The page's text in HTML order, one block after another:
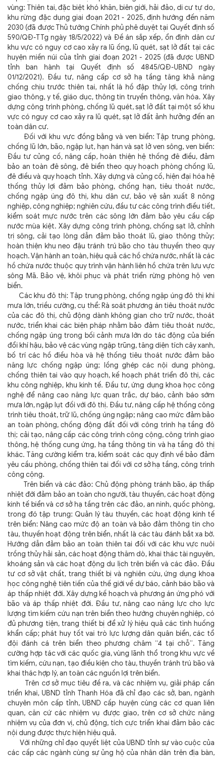
vùng: Thiên tai, đặc biệt khó khăn, biên giới, hải đảo, di cư tự do,
khu rừng đặc dụng giai đoạn 2021 - 2025, định hướng đến năm
2030 (đã được Thủ tướng Chính phủ phê duyệt tại Quyết định số
590/QĐ-TTg ngày 18/5/2022) và Đề án sắp xếp, ổn định dân cư
khu vực có nguy cơ cao xảy ra lũ ống, lũ quét, sạt lở đất tại các
huyện miền núi của tỉnh giai đoạn 2021 - 2025 (đã được UBND
tỉnh ban hành tại Quyết định số 4845/QĐ-UBND ngày
01/12/2021). Đầu tư, nâng cấp cơ sở hạ tầng tăng khả năng
chống chịu trước thiên tai, nhất là hồ đập thủy lợi, công trình
giao thông, y tế, giáo dục, thông tin truyền thông, văn hóa. Xây
dựng công trình phòng, chống lũ quét, sạt lở đất tại một số khu
vực có nguy cơ cao xảy ra lũ quét, sạt lở đất ảnh hưởng đến an
toàn dân cư.
Đối với khu vực đồng bằng và ven biển: Tập trung phòng,
chống lũ lớn, bão, ngập lụt, hạn hán và sạt lở ven sông, ven biển:
Đầu tư củng cố, nâng cấp, hoàn thiện hệ thống đê điều, đảm
bảo an toàn đê sông, đê biển theo quy hoạch phòng chống lũ,
đê điều và quy hoạch tỉnh. Xây dựng và củng cố, hiện đại hóa hệ
thống thủy lợi đảm bảo phòng, chống hạn, tiêu thoát nước,
chống ngập úng đô thị, khu dân cư, bảo vệ sản xuất 8 nông
nghiệp, công nghiệp; nghiên cứu, đầu tư các công trình điều tiết,
kiểm soát mực nước trên các sông lớn đảm bảo yêu cầu cấp
nước mùa kiệt. Xây dựng công trình phòng, chống sạt lở, chỉnh
trị sông, cải tạo lòng dẫn đảm bảo thoát lũ, giao thông thủy;
hoàn thiện khu neo đậu tránh trú bão cho tàu thuyền theo quy
hoạch. Vận hành an toàn, hiệu quả các hồ chứa nước, nhất là các
hồ chứa nước thuộc quy trình vận hành liên hồ chứa trên lưu vực
sông Mã. Bảo vệ, khôi phục và phát triển rừng phòng hộ ven
biển.
Các khu đô thị: Tập trung phòng, chống ngập úng đô thị khi
mưa lớn, triều cường, cụ thể: Rà soát phương án tiêu thoát nước
của các đô thị, chủ động dành không gian cho trữ nước, thoát
nước, triển khai các biện pháp nhằm bảo đảm tiêu thoát nước,
chống ngập úng trong bối cảnh mưa lớn do tác động của biến
đổi khí hậu, bảo vệ các vùng ngập trũng, tăng diện tích cây xanh,
bố trí các hồ điều hòa và hệ thống tiêu thoát nước đảm bảo
năng lực chống ngập úng; lồng ghép các nội dung phòng,
chống thiên tai vào quy hoạch, kế hoạch phát triển đô thị, các
khu công nghiệp, khu kinh tế. Đầu tư, ứng dụng khoa học công
nghệ để nâng cao năng lực quan trắc, dự báo, cảnh báo sớm
mưa lớn, ngập lụt đối với đô thị. Đầu tư, nâng cấp hệ thống công
trình tiêu thoát, trữ lũ, chống úng ngập; nâng cao mức đảm bảo
an toàn phòng, chống động đất đối với công trình hạ tầng đô
thị; cải tạo, nâng cấp các công trình công cộng, công trình giao
thông, hệ thống cung ứng, hạ tầng thông tin và hạ tầng đô thị
khác. Tăng cường kiểm tra, kiểm soát các quy định về bảo đảm
yêu cầu phòng, chống thiên tai đối với cơ sở hạ tầng, công trình
công cộng.
Trên biển và các đảo: Chủ động phòng tránh bão, áp thấp
nhiệt đới đảm bảo an toàn cho người, tàu thuyền, các hoạt động
kinh tế biển và cơ sở hạ tầng trên các đảo, an ninh, quốc phòng,
trong đó tập trung: Quản lý tàu thuyền, các hoạt động kinh tế
trên biển: Nâng cao mức độ an toàn và bảo đảm thông tin cho
tàu, thuyền hoạt động trên biển, nhất là các tàu đánh bắt xa bờ.
Hướng dẫn đảm bảo an toàn thiên tai đối với các khu vực nuôi
trồng thủy hải sản, các hoạt động thăm dò, khai thác tài nguyên,
khoáng sản và các hoạt động du lịch trên biển và các đảo. Đầu
tư cơ sở vật chất, trang thiết bị và nghiên cứu, ứng dụng khoa
học công nghệ tiên tiến của thế giới về dự báo, cảnh báo bão và
áp thấp nhiệt đới. Xây dựng kế hoạch và phương án ứng phó với
bão và áp thấp nhiệt đới. Đầu tư, nâng cao năng lực cho lực
lượng tìm kiếm cứu nạn trên biển theo hướng chuyên nghiệp, có
đủ phương tiện, trang thiết bị để xử lý hiệu quả các tình huống
khẩn cấp; phát huy tốt vai trò lực lượng dân quân biển, các tổ
đội đánh cá trên biển theo phương châm “4 tại chỗ”. Tăng
cường hợp tác với các quốc gia, vùng lãnh thổ trong khu vực về
tìm kiếm, cứu nạn, tạo điều kiện cho tàu, thuyền tránh trú bão và
khai thác hợp lý, an toàn các nguồn lợi trên biển.
Trên cơ sở mục tiêu đề ra, và các nhiệm vụ, giải pháp cần
triển khai, UBND tỉnh Thanh Hóa đã chỉ đạo các sở, ban, ngành
chuyên môn cấp tỉnh, UBND cấp huyện cùng các cơ quan liên
quan, căn cứ các nhiệm vụ được giao, trên cơ sở chức năng
nhiệm vụ của đơn vị, chủ động, tích cực triển khai đảm bảo các
nội dung được thực hiện hiệu quả.
Với những chỉ đạo quyết liệt của UBND tỉnh sự vào cuộc của
các cấp các ngành cùng sự ủng hộ của nhân dân trên địa bàn,